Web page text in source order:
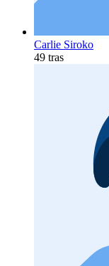
Carlie Siroko
49 tras